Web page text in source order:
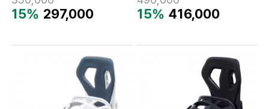
15% 297,000 15% 416,000